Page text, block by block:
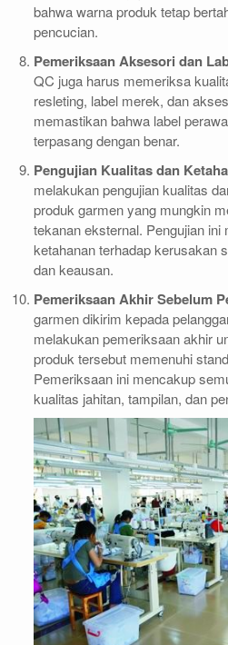
bahwa warna produk tetap
pencucian.
Pemeriksaan Aksesori dan
QC juga harus memeriksa
resleting, label merek, dan
memastikan bahwa label
terpasang dengan benar.
Pengujian Kualitas dan
melakukan pengujian kualitas
produk garmen yang mungkin
tekanan eksternal. Pengujian
ketahanan terhadap kerusakan
dan keausan.
Pemeriksaan Akhir Sebelum
garmen dikirim kepada
melakukan pemeriksaan akhir
produk tersebut memenuhi
Pemeriksaan ini mencakup
kualitas jahitan, tampilan, dan